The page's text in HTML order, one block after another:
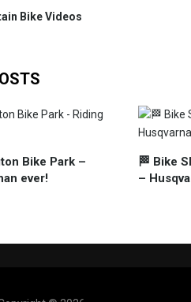
Bike Videos
Bike Park –
ever!
🏁 Bike
–